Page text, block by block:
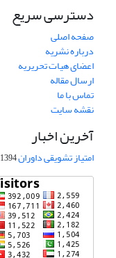
دسترسی سریع
صفحه اصلی
درباره نشریه
اعضای هیات تحریریه
ارسال مقاله
تماس با ما
نقشه سایت
آخرین اخبار
امتیاز تشویقی داوران1394-09-16